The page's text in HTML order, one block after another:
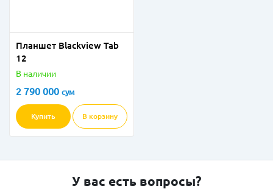
Планшет Blackview Tab
12
В наличии
2 790 000 сум
Купить В корзину
У вас есть вопросы?